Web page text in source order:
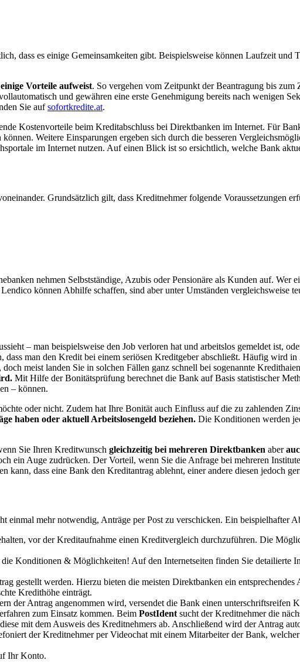
dass es einige Gemeinsamkeiten gibt. Beispielsweise können Laufzeit und
Vorteile aufweist. So vergehen vom Zeitpunkt der Beantragung bis zum
und gewähren eine erste Genehmigung bereits nach wenigen
Sie aufsofortkredite.at.
Kostenvorteile beim Kreditabschluss bei Direktbanken im Internet. Für
Weitere Einsparungen ergeben sich durch die besseren
im Internet nutzen. Auf einen Blick ist so ersichtlich, welche Bank
Grundsätzlich gilt, dass Kreditnehmer folgende Voraussetzungen
nehmen Selbstständige, Azubis oder Pensionäre als Kunden auf. Wer
können Abhilfe schaffen, sind aber unter Umständen vergleichsweise
– man beispielsweise den Job verloren hat und arbeitslos gemeldet ist,
dass man den Kredit bei einem seriösen Kreditgeber abschließt. Häufig wird
doch meist landen Sie in solchen Fällen ganz schnell bei sogenannte
Mit Hilfe der Bonitätsprüfung berechnet die Bank auf Basis statistischer
– können.
oder nicht. Zudem hat Ihre Bonität auch Einfluss auf die zu zahlenden
haben oder aktuell Arbeitslosengeld beziehen. Die Konditionen werden
Sie Ihren Kreditwunsch gleichzeitig bei mehreren Direktbanken aber
ein Auge zudrücken. Der Vorteil, wenn Sie die Anfrage bei mehreren
dass eine Bank den Kreditantrag ablehnt, einer andere diesen jedoch
einmal mehr notwendig, Anträge per Post zu verschicken. Ein beispielhafter
vor der Kreditaufnahme einen Kreditvergleich durchzuführen. Die
Konditionen & Möglichkeiten! Auf den Internetseiten finden Sie detailierte
gestellt werden. Hierzu bieten die meisten Direktbanken ein entsprechendes
Kredithöhe einträgt.
der Antrag angenommen wird, versendet die Bank einen unterschriftsreifen
zum Einsatz kommen. Beim PostIdent sucht der Kreditnehmer die
mit dem Ausweis des Kreditnehmers ab. Anschließend wird der Antrag
der Kreditnehmer per Videochat mit einem Mitarbeiter der Bank,
Ihr Konto.